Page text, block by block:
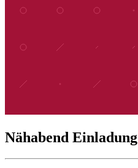
Nähabend Einladung